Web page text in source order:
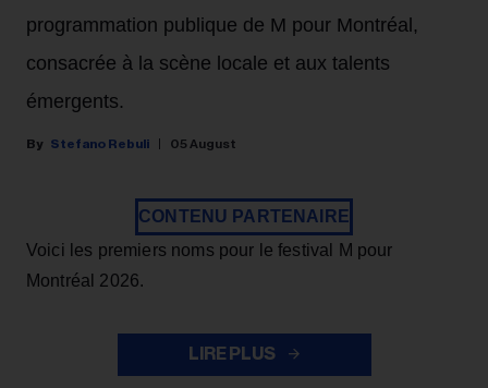
programmation publique de M pour Montréal,
consacrée à la scène locale et aux talents
émergents.
Stefano Rebuli 05 August
CONTENU PARTENAIRE
Voici les premiers noms pour le festival M pour
Montréal 2026.
LIRE PLUS